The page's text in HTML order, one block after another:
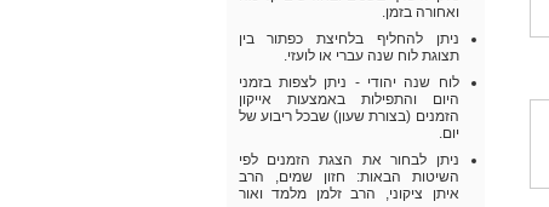
ואחורה בזמן.
ניתן להחליף בלחיצת כפתור בין
תצוגת לוח שנה עברי או לועזי.
לוח שנה יהודי - ניתן לצפות בזמני
היום והתפילות באמצעות אייקון
הזמנים (בצורת שעון) שבכל ריבוע של
יום.
ניתן לבחור את הצגת הזמנים לפי
השיטות הבאות: חזון שמים, הרב
איתן ציקוני, הרב זלמן מלמד ואור